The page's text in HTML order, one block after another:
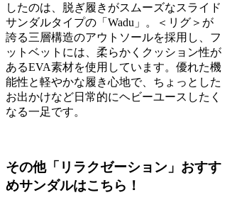
したのは、脱ぎ履きがスムーズなスライド
サンダルタイプの「Wadu」。＜リグ＞が
誇る三層構造のアウトソールを採用し、フ
ットベットには、柔らかくクッション性が
あるEVA素材を使用しています。優れた機
能性と軽やかな履き心地で、ちょっとした
お出かけなど日常的にヘビーユースしたく
なる一足です。
その他「リラクゼーション」おすす
めサンダルはこちら！